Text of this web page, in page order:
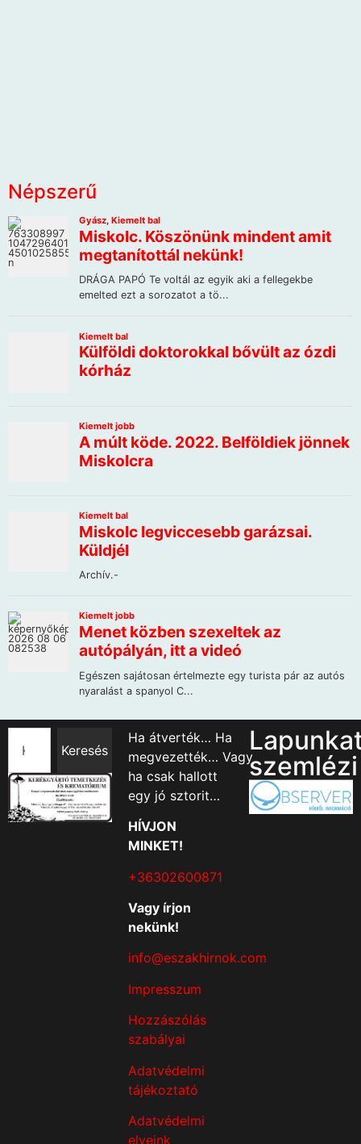
Népszerű
Keresés
Ha átverték… Ha
megvezették… Vagy
ha csak hallott
egy jó sztorit…
HÍVJON
MINKET!
+36302600871
Vagy írjon
nekünk!
info@eszakhirnok.com
Impresszum
Hozzászólás
szabályai
Adatvédelmi
tájékoztató
Adatvédelmi
elveink
szemlézi